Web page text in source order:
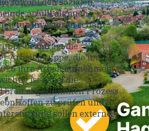
erfüllt als auch
für Investoren schafft.
beantragt die
Arbeitsgruppe, die im
ihre Arbeit aufnehmen
ist dabei die
abgestimmten Prozess
zu prüfen und
sollen externe